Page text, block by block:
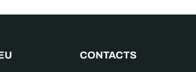
CONTACTS